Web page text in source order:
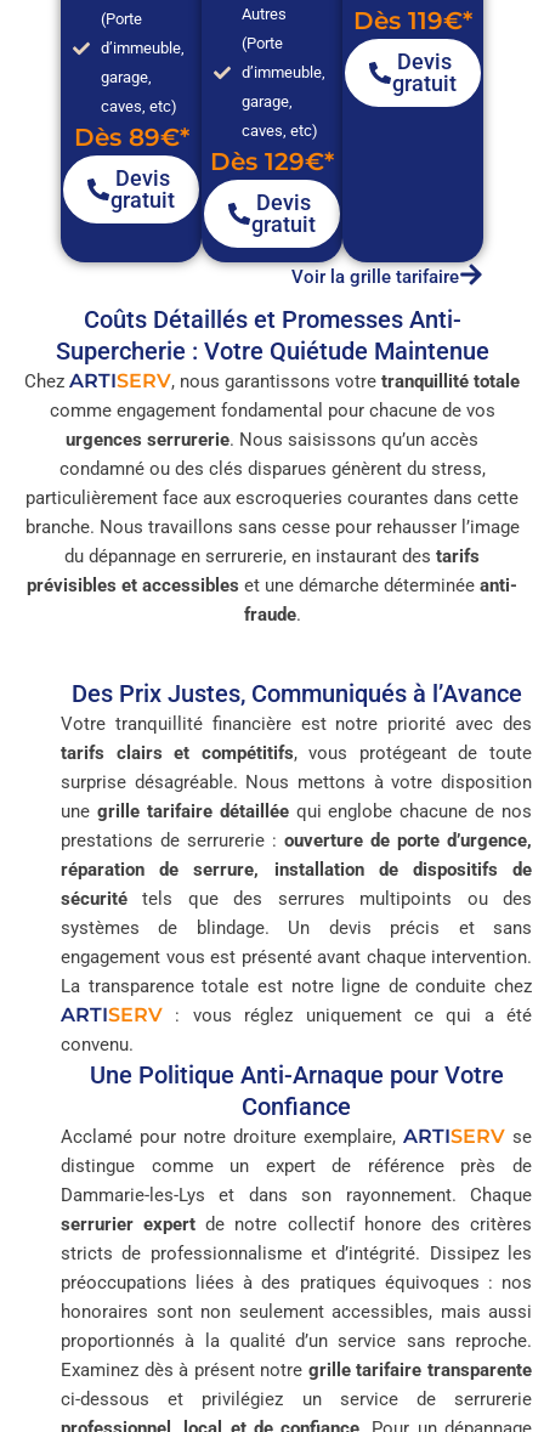
(Porte
d’immeuble,
garage,
caves, etc)
Dès 89€*
Devis
gratuit
Autres
(Porte
d’immeuble,
garage,
caves, etc)
Dès 129€*
Devis
gratuit
Dès 119€*
Devis
gratuit
Voir la grille tarifaire
Coûts Détaillés et Promesses Anti-
Supercherie : Votre Quiétude Maintenue
Chez ARTISERV, nous garantissons votre tranquillité totale
comme engagement fondamental pour chacune de vos
urgences serrurerie. Nous saisissons qu’un accès
condamné ou des clés disparues génèrent du stress,
particulièrement face aux escroqueries courantes dans cette
branche. Nous travaillons sans cesse pour rehausser l’image
du dépannage en serrurerie, en instaurant des tarifs
prévisibles et accessibles et une démarche déterminée anti-
fraude.
Des Prix Justes, Communiqués à l’Avance
Votre tranquillité financière est notre priorité avec des
tarifs clairs et compétitifs, vous protégeant de toute
surprise désagréable. Nous mettons à votre disposition
une grille tarifaire détailléequi englobe chacune de nos
prestations de serrurerie : ouverture de porte d’urgence,
réparation de serrure, installation de dispositifs de
sécurité tels que des serrures multipoints ou des
systèmes de blindage. Un devis précis et sans
engagement vous est présenté avant chaque intervention.
La transparence totale est notre ligne de conduite chez
ARTISERV : vous réglez uniquement ce qui a été
convenu.
Une Politique Anti-Arnaque pour Votre
Confiance
Acclamé pour notre droiture exemplaire, ARTISERV se
distingue comme un expert de référence près de
Dammarie-les-Lys et dans son rayonnement. Chaque
serrurier expert de notre collectif honore des critères
stricts de professionnalisme et d’intégrité. Dissipez les
préoccupations liées à des pratiques équivoques : nos
honoraires sont non seulement accessibles, mais aussi
proportionnés à la qualité d’un service sans reproche.
Examinez dès à présent notre grille tarifaire transparente
ci-dessous et privilégiez un service de serrurerie